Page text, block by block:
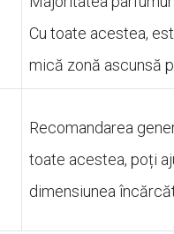
Cu toate acestea,
mică zonă ascunsă
Recomandarea
toate acestea, poți
dimensiunea